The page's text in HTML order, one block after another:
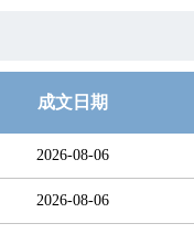
成文日期
2026-08-06
2026-08-06